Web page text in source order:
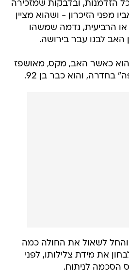
הזדמנות, ובדבקות שמזכירה
מפני הזיכרון - ושהוא מציין
הרביעית, נדמה שמשהו
האב לבנו עבר בירושה.
הוא כאשר האב, מקס, מאושפז
בחדרה, והוא כבר בן 92.
לשאול את החולה כמה
את מידת צלילותו, לפני
הסכמה לניתוח.